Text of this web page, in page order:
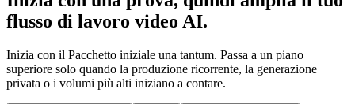
flusso di lavoro video AI.
Inizia con il Pacchetto iniziale una tantum. Passa a un piano
superiore solo quando la produzione ricorrente, la generazione
privata o i volumi più alti iniziano a contare.